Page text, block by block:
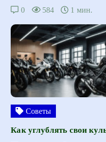
0 584 1 мин.
Советы
Как углублять свои